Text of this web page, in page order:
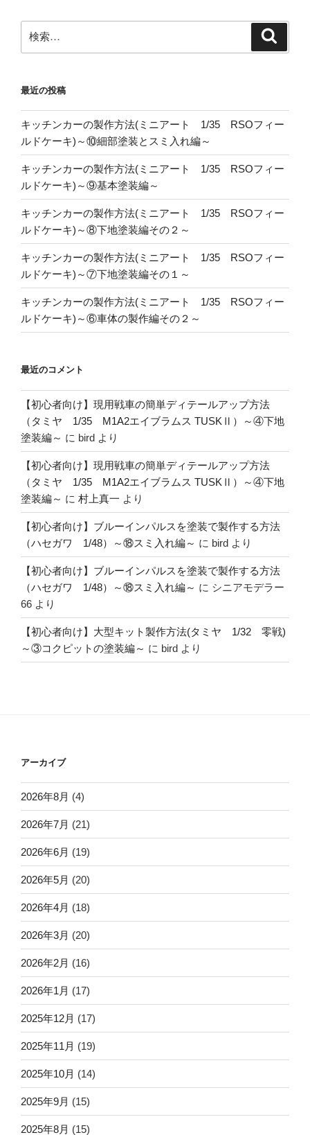
ー
シ
索:
最近の投稿
キッチンカーの製作方法(ミニアート 1/35 RSOフィー
ルドケーキ)～⑩細部塗装とスミ入れ編～
キッチンカーの製作方法(ミニアート 1/35 RSOフィー
ルドケーキ)～⑨基本塗装編～
キッチンカーの製作方法(ミニアート 1/35 RSOフィー
ルドケーキ)～⑧下地塗装編その２～
キッチンカーの製作方法(ミニアート 1/35 RSOフィー
ルドケーキ)～⑦下地塗装編その１～
キッチンカーの製作方法(ミニアート 1/35 RSOフィー
ルドケーキ)～⑥車体の製作編その２～
最近のコメント
【初心者向け】現用戦車の簡単ディテールアップ方法
（タミヤ 1/35 M1A2エイブラムス TUSKⅡ）～④下地
塗装編～ に bird より
【初心者向け】現用戦車の簡単ディテールアップ方法
（タミヤ 1/35 M1A2エイブラムス TUSKⅡ）～④下地
塗装編～ に 村上真一 より
【初心者向け】ブルーインパルスを塗装で製作する方法
（ハセガワ 1/48）～⑱スミ入れ編～ に bird より
【初心者向け】ブルーインパルスを塗装で製作する方法
（ハセガワ 1/48）～⑱スミ入れ編～ に シニアモデラー
66 より
【初心者向け】大型キット製作方法(タミヤ 1/32 零戦)
～③コクピットの塗装編～ に bird より
アーカイブ
2026年8月 (4)
2026年7月 (21)
2026年6月 (19)
2026年5月 (20)
2026年4月 (18)
2026年3月 (20)
2026年2月 (16)
2026年1月 (17)
2025年12月 (17)
2025年11月 (19)
2025年10月 (14)
2025年9月 (15)
2025年8月 (15)